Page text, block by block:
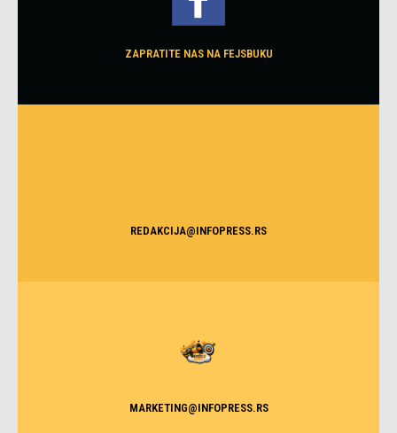
ZAPRATITE NAS NA FEJSBUKU
REDAKCIJA@INFOPRESS.RS
MARKETING@INFOPRESS.RS